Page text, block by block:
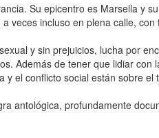
Su epicentro es Marsella y
veces incluso en plena calle, con
y sin prejuicios, lucha por
Además de tener que lidiar con
el conflicto social están sobre el
antológica, profundamente